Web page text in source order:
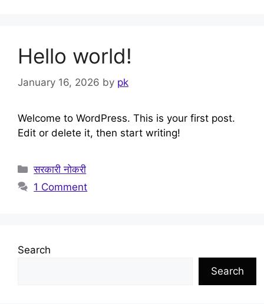
Hello world!
January 16, 2026 by pk
Welcome to WordPress. This is your first post.
Edit or delete it, then start writing!
Categories
सरकारी नोकरी
1 Comment
Search
Search